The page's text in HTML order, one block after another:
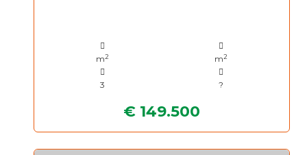
m2 m2
3 ?
€ 149.500